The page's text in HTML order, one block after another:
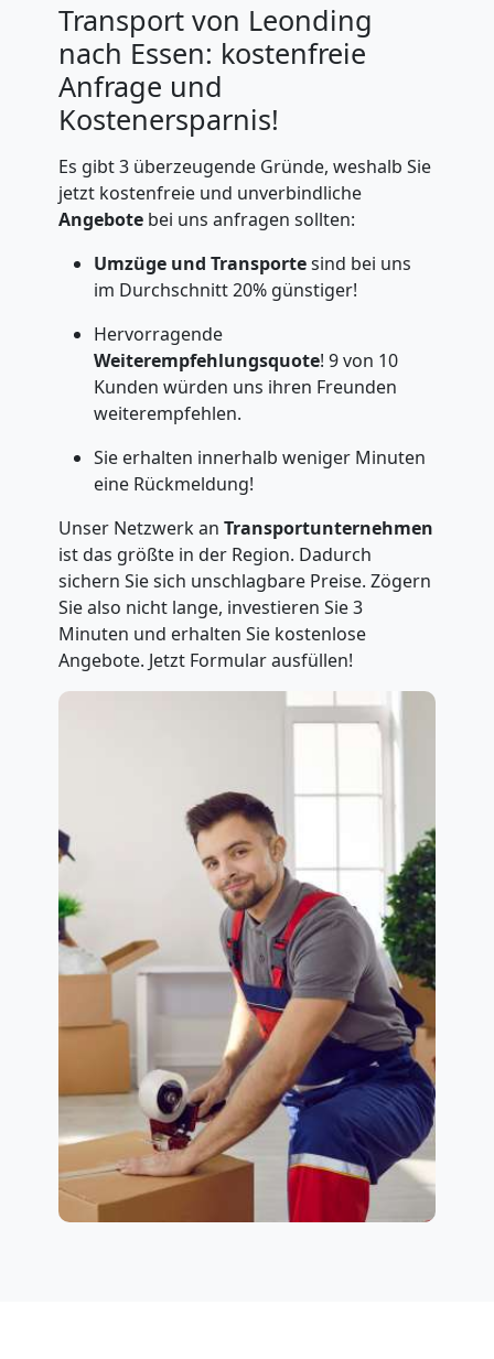
Transport von Leonding
nach Essen: kostenfreie
Anfrage und
Kostenersparnis!
Es gibt 3 überzeugende Gründe, weshalb Sie
jetzt kostenfreie und unverbindliche
Angebotebei uns anfragen sollten:
Umzüge und Transportesind bei uns
im Durchschnitt 20% günstiger!
Hervorragende
Weiterempfehlungsquote! 9 von 10
Kunden würden uns ihren Freunden
weiterempfehlen.
Sie erhalten innerhalb weniger Minuten
eine Rückmeldung!
Unser Netzwerk an Transportunternehmen
ist das größte in der Region. Dadurch
sichern Sie sich unschlagbare Preise. Zögern
Sie also nicht lange, investieren Sie 3
Minuten und erhalten Sie kostenlose
Angebote. Jetzt Formular ausfüllen!